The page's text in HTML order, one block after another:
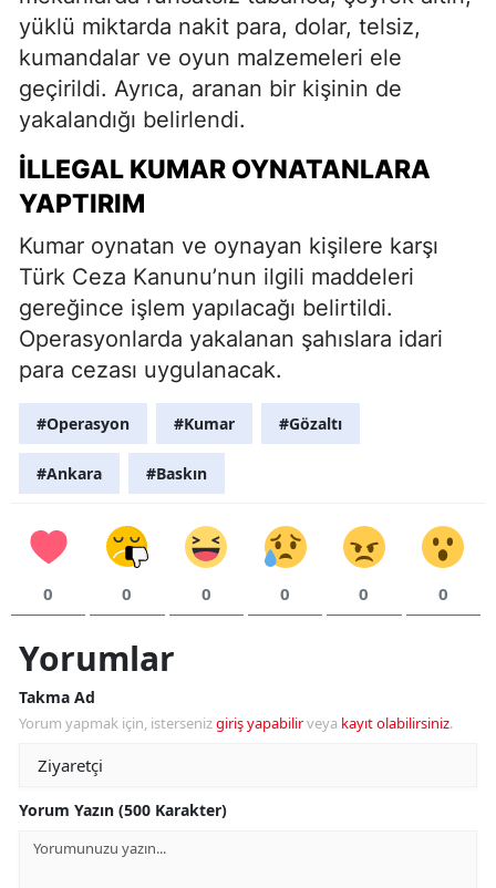
yüklü miktarda nakit para, dolar, telsiz,
kumandalar ve oyun malzemeleri ele
geçirildi. Ayrıca, aranan bir kişinin de
yakalandığı belirlendi.
İLLEGAL KUMAR OYNATANLARA
YAPTIRIM
Kumar oynatan ve oynayan kişilere karşı
Türk Ceza Kanunu’nun ilgili maddeleri
gereğince işlem yapılacağı belirtildi.
Operasyonlarda yakalanan şahıslara idari
para cezası uygulanacak.
#Operasyon #Kumar #Gözaltı
#Ankara #Baskın
0 0 0 0 0 0
Yorumlar
Takma Ad
Yorum yapmak için, istersenizgiriş yapabilirveya kayıt olabilirsiniz.
Yorum Yazın (500 Karakter)